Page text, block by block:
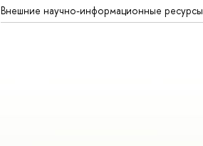
Внешние научно-информационные ресурсы